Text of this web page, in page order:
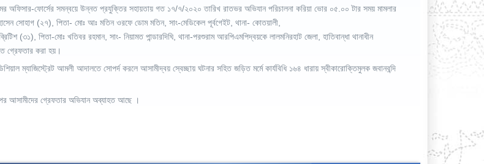
অফিসার-ফোর্সের সমন্বয়ে উন্নত প্রযুক্তির সহায়তায় গত ১৭/৭/২০২০ তারিখ রাতভর অভিযান পরিচালনা করিয়া ভোর ০৫.০০ টার সময় মামলার
সোহাগ (২৭), পিতা- মোঃ আঃ মতিন ওরফে ডোম মতিন, সাং-মেডিকেল পূর্বগেইট, থানা- কোতয়ালী,
(৩১), পিতা-মোঃ খতিবর রহমান, সাং- নিয়ামত পান্ডারদিঘি, থানা-পরশুরাম আরপিএমপিদ্বয়কে লালমনিরহাট জেলা, হাতিবান্ধা থানাধীন
গ্রেফতার করা হয়।
ম্যাজিস্ট্রেট আমলী আদালতে সোপর্দ করলে আসামীদ্বয় স্বেচ্ছায় ঘটনার সহিত জড়িত মর্মে কার্যবিধি ১৬৪ ধারায় স্বীকারোক্তিমুলক জবানবন্দি
আসামীদের গ্রেফতার অভিযান অব্যাহত আছে ।